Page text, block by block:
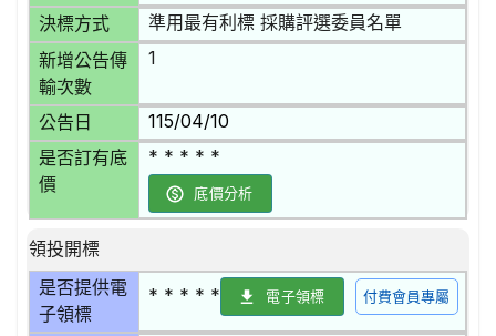
決標方式 準用最有利標 採購評選委員名單
新增公告傳
輸次數
1
公告日 115/04/10
是否訂有底
價
* * * * *
底價分析
領投開標
是否提供電
子領標
* * * * * 電子領標 付費會員專屬